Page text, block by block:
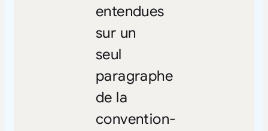
entendues
sur un
seul
paragraphe
de la
convention-